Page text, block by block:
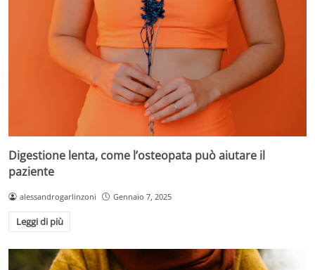
Digestione lenta, come l’osteopata può aiutare il
paziente
alessandrogarlinzoni Gennaio 7, 2025
Leggi di più